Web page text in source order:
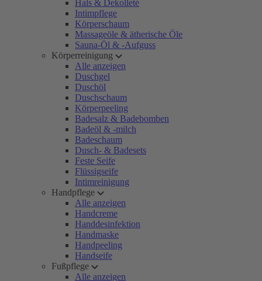
Hals & Dekolleté
Intimpflege
Körperschaum
Massageöle & ätherische Öle
Sauna-Öl & -Aufguss
Körperreinigung
Alle anzeigen
Duschgel
Duschöl
Duschschaum
Körperpeeling
Badesalz & Badebomben
Badeöl & -milch
Badeschaum
Dusch- & Badesets
Feste Seife
Flüssigseife
Intimreinigung
Handpflege
Alle anzeigen
Handcreme
Handdesinfektion
Handmaske
Handpeeling
Handseife
Fußpflege
Alle anzeigen